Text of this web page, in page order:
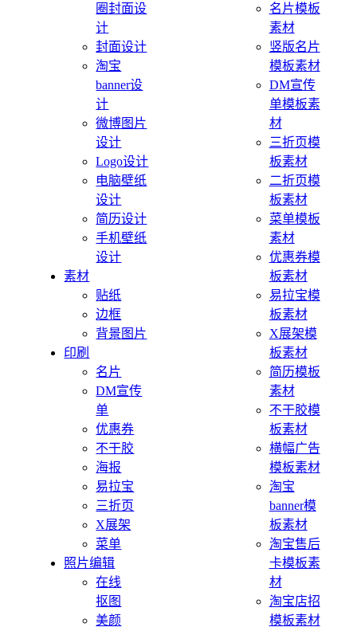
圈封面设
计
封面设计
淘宝
banner设
计
微博图片
设计
Logo设计
电脑壁纸
设计
简历设计
手机壁纸
设计
素材
贴纸
边框
背景图片
印刷
名片
DM宣传
单
优惠券
不干胶
海报
易拉宝
三折页
X展架
菜单
照片编辑
在线
抠图
美颜
名片模板
素材
竖版名片
模板素材
DM宣传
单模板素
材
三折页模
板素材
二折页模
板素材
菜单模板
素材
优惠券模
板素材
易拉宝模
板素材
X展架模
板素材
简历模板
素材
不干胶模
板素材
横幅广告
模板素材
淘宝
banner模
板素材
淘宝售后
卡模板素
材
淘宝店招
模板素材